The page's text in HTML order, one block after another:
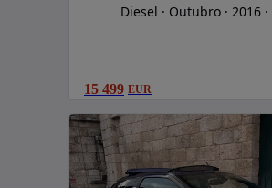
Diesel Outubro 2016
15 499 EUR